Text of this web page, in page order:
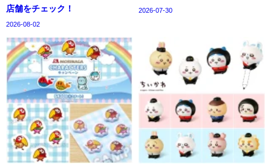
店舗をチェック！
2026-08-02
2026-07-30